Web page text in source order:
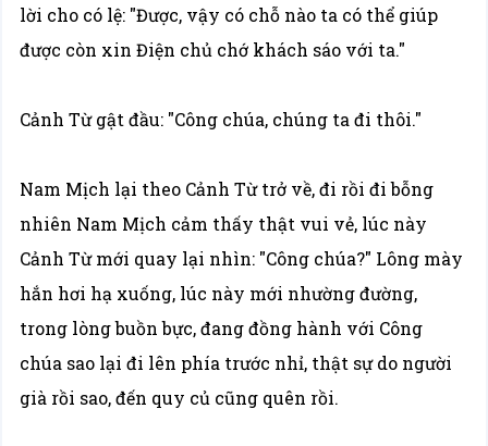
lời cho có lệ: "Được, vậy có chỗ nào ta có thể giúp
được còn xin Điện chủ chớ khách sáo với ta."
Cảnh Từ gật đầu: "Công chúa, chúng ta đi thôi."
Nam Mịch lại theo Cảnh Từ trở về, đi rồi đi bỗng
nhiên Nam Mịch cảm thấy thật vui vẻ, lúc này
Cảnh Từ mới quay lại nhìn: "Công chúa?" Lông mày
hắn hơi hạ xuống, lúc này mới nhường đường,
trong lòng buồn bực, đang đồng hành với Công
chúa sao lại đi lên phía trước nhỉ, thật sự do người
già rồi sao, đến quy củ cũng quên rồi.